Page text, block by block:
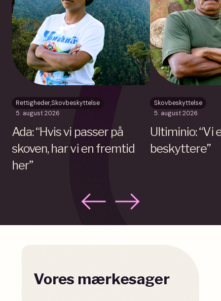
Rettigheder,Skovbeskyttelse
5. august 2026
Ada: “Hvis vi passer på
skoven, har vi en fremtid
her”
Skovbeskyttelse
5. august 2026
Ultiminio: “Vi
beskyttere”
Vores mærkesager